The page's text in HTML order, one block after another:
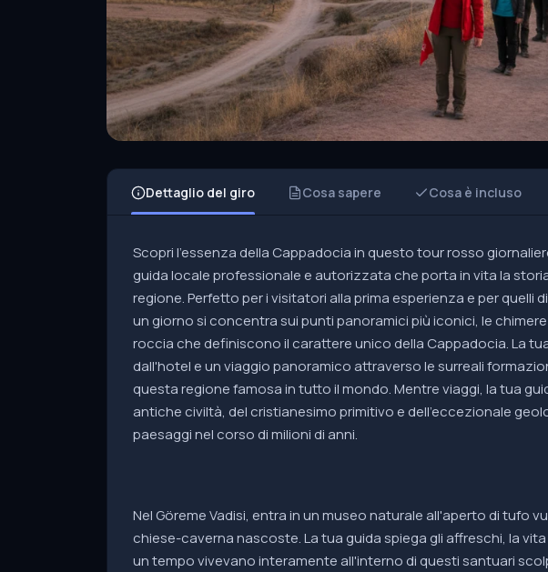
Dettaglio del giro Cosa sapere Cosa è incluso
Scopri l'essenza della Cappadocia in questo tour rosso
guida locale professionale e autorizzata che porta in vita la
regione. Perfetto per i visitatori alla prima esperienza e per quelli
un giorno si concentra sui punti panoramici più iconici, le
roccia che definiscono il carattere unico della Cappadocia. La
dall'hotel e un viaggio panoramico attraverso le surreali
questa regione famosa in tutto il mondo. Mentre viaggi, la tua
antiche civiltà, del cristianesimo primitivo e dell'eccezionale
paesaggi nel corso di milioni di anni.
Nel Göreme Vadisi, entra in un museo naturale all'aperto di tufo
chiese-caverna nascoste. La tua guida spiega gli affreschi, la
un tempo vivevano interamente all'interno di questi santuari